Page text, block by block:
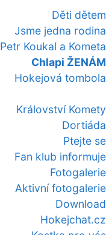
Děti dětem
Jsme jedna rodina
Petr Koukal a Kometa
Chlapi ŽENÁM
Hokejová tombola
Království Komety
Dortiáda
Ptejte se
Fan klub informuje
Fotogalerie
Aktivní fotogalerie
Download
Hokejchat.cz